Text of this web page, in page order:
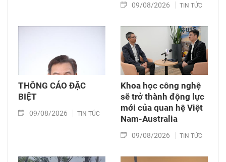
09/08/2026 TIN TỨC
THÔNG CÁO ĐẶC
BIỆT
09/08/2026 TIN TỨC
Khoa học công nghệ
sẽ trở thành động lực
mới của quan hệ Việt
Nam-Australia
09/08/2026 TIN TỨC